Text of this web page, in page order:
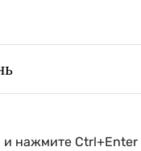
нажмите Ctrl+Enter